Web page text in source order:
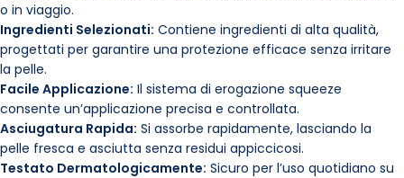
o in viaggio.
Ingredienti Selezionati: Contiene ingredienti di alta qualità,
progettati per garantire una protezione efficace senza irritare
la pelle.
Facile Applicazione: Il sistema di erogazione squeeze
consente un’applicazione precisa e controllata.
Asciugatura Rapida: Si assorbe rapidamente, lasciando la
pelle fresca e asciutta senza residui appiccicosi.
Testato Dermatologicamente: Sicuro per l’uso quotidiano su